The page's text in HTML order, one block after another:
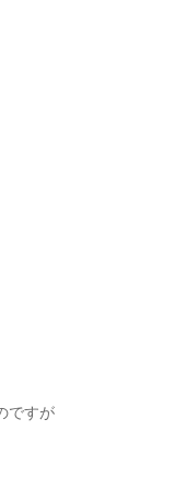
ですが